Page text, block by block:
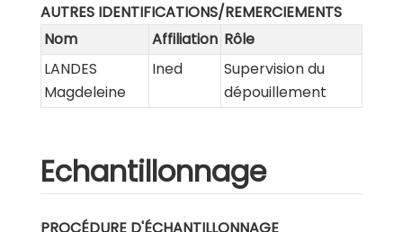
AUTRES IDENTIFICATIONS/REMERCIEMENTS
Nom
Affiliation Rôle
LANDES
Magdeleine
Ined
Supervision du
dépouillement
Echantillonnage
PROCÉDURE D'ÉCHANTILLONNAGE